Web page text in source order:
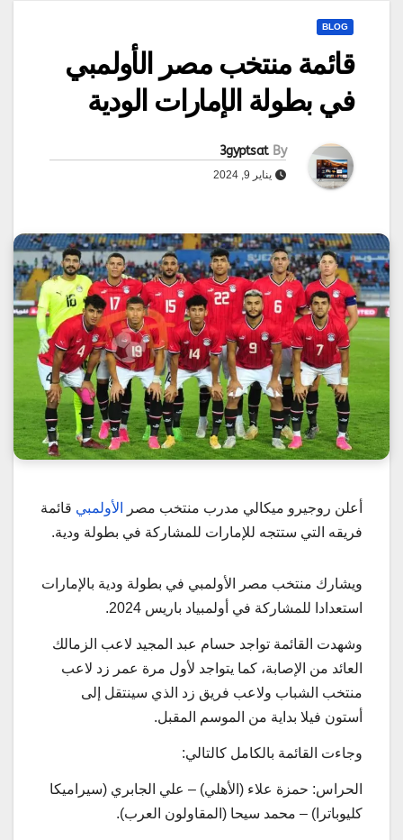
BLOG
قائمة منتخب مصر الأولمبي
في بطولة الإمارات الودية
By
3gyptsat
يناير 9, 2024
أعلن روجيرو ميكالي مدرب منتخب مصر الأولمبي قائمة
فريقه التي ستتجه للإمارات للمشاركة في بطولة ودية.
ويشارك منتخب مصر الأولمبي في بطولة ودية بالإمارات
استعدادا للمشاركة في أولمبياد باريس 2024.
وشهدت القائمة تواجد حسام عبد المجيد لاعب الزمالك
العائد من الإصابة، كما يتواجد لأول مرة عمر زد لاعب
منتخب الشباب ولاعب فريق زد الذي سينتقل إلى
أستون فيلا بداية من الموسم المقبل.
وجاءت القائمة بالكامل كالتالي:
الحراس: حمزة علاء (الأهلي) – علي الجابري (سيراميكا
كليوباترا) – محمد سيحا (المقاولون العرب).